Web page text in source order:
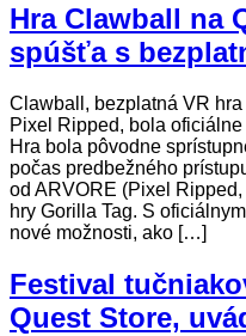
Hra Clawball na
spúšťa s
Clawball, bezplatná VR
Pixel Ripped, bola
Hra bola pôvodne
počas predbežného
od ARVORE (Pixel
hry Gorilla Tag. S
nové možnosti, ako […]
Festival
Quest Store,